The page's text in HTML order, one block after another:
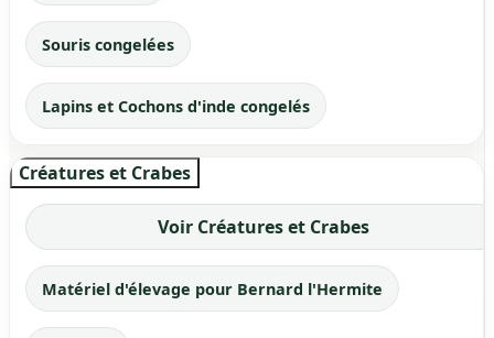
Souris congelées
Lapins et Cochons d'inde congelés
Créatures et Crabes
Voir Créatures et Crabes
Matériel d'élevage pour Bernard l'Hermite